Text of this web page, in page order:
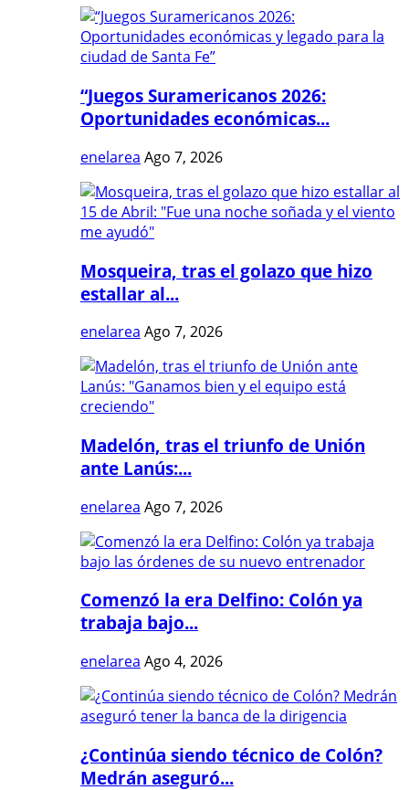
“Juegos Suramericanos 2026:
Oportunidades económicas...
enelarea Ago 7, 2026
Mosqueira, tras el golazo que hizo
estallar al...
enelarea Ago 7, 2026
Madelón, tras el triunfo de Unión
ante Lanús:...
enelarea Ago 7, 2026
Comenzó la era Delfino: Colón ya
trabaja bajo...
enelarea Ago 4, 2026
¿Continúa siendo técnico de Colón?
Medrán aseguró...